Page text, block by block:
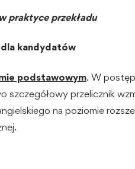
praktyce przekładu
kandydatów
podstawowym. W
szczegółowy przelicznik
na poziomie